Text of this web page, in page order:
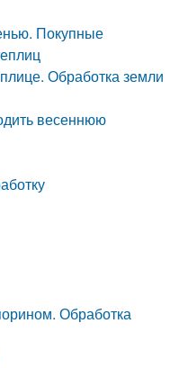
Покупные
Обработка земли
весеннюю
Обработка